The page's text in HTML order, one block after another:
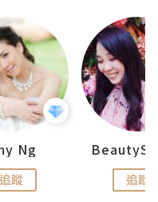
Ng
追蹤 追蹤